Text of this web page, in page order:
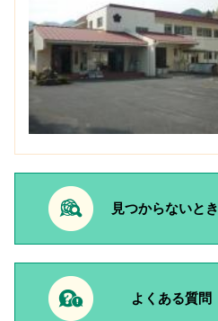
見つからないと
よくある質問